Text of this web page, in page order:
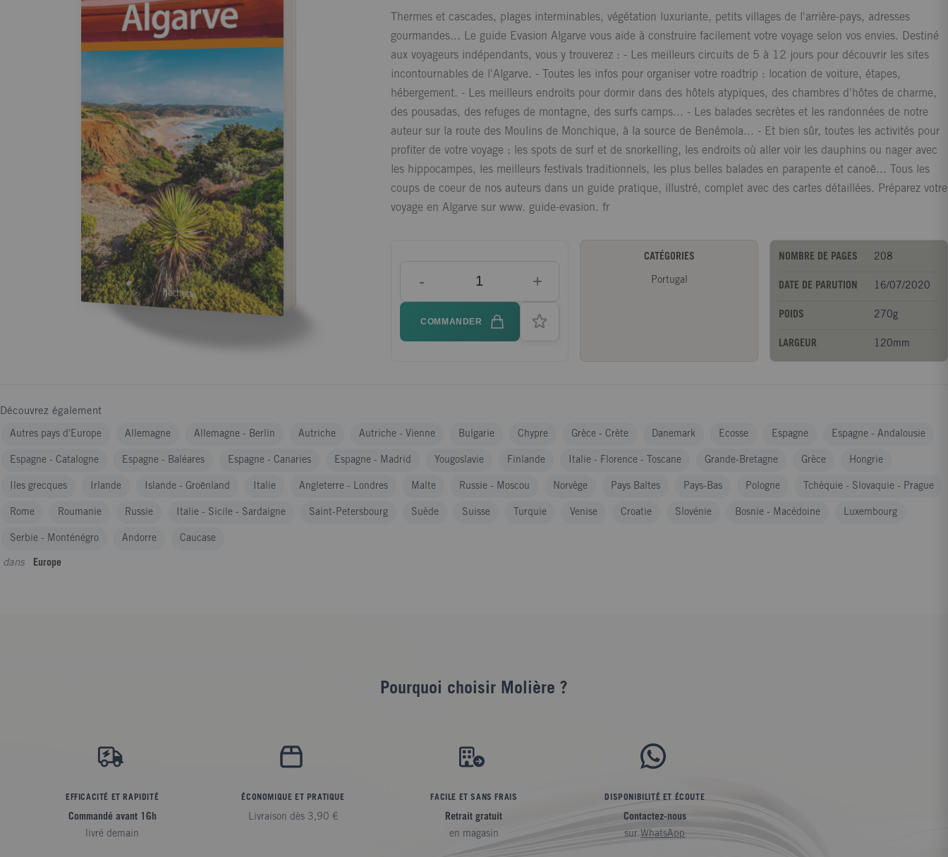
Thermes et cascades, plages interminables, végétation luxuriante, petits villages de l'arrière-pays, adresses
gourmandes... Le guide Evasion Algarve vous aide à construire facilement votre voyage selon vos envies. Destiné
aux voyageurs indépendants, vous y trouverez : - Les meilleurs circuits de 5 à 12 jours pour découvrir les sites
incontournables de l'Algarve. - Toutes les infos pour organiser votre roadtrip : location de voiture, étapes,
hébergement. - Les meilleurs endroits pour dormir dans des hôtels atypiques, des chambres d'hôtes de charme,
des pousadas, des refuges de montagne, des surfs camps... - Les balades secrètes et les randonnées de notre
auteur sur la route des Moulins de Monchique, à la source de Benémola... - Et bien sûr, toutes les activités pour
profiter de votre voyage : les spots de surf et de snorkelling, les endroits où aller voir les dauphins ou nager avec
les hippocampes, les meilleurs festivals traditionnels, les plus belles balades en parapente et canoë... Tous les
coups de coeur de nos auteurs dans un guide pratique, illustré, complet avec des cartes détaillées. Préparez votre
voyage en Algarve sur www. guide-evasion. fr
- +
COMMANDER
CATÉGORIES
Portugal
NOMBRE DE PAGES 208
DATE DE PARUTION 16/07/2020
POIDS 270g
LARGEUR 120mm
Découvrez également
Autres pays d'Europe Allemagne Allemagne - Berlin Autriche Autriche - Vienne Bulgarie Chypre Grèce - Crète Danemark Ecosse Espagne Espagne - Andalousie
Espagne - Catalogne Espagne - Baléares Espagne - Canaries Espagne - Madrid Yougoslavie Finlande Italie - Florence - Toscane Grande-Bretagne Grèce Hongrie
Iles grecques Irlande Islande - Groënland Italie Angleterre - Londres Malte Russie - Moscou Norvège Pays Baltes Pays-Bas Pologne Tchéquie - Slovaquie - Prague
Rome Roumanie Russie Italie - Sicile - Sardaigne Saint-Petersbourg Suède Suisse Turquie Venise Croatie Slovénie Bosnie - Macédoine Luxembourg
Serbie - Monténégro Andorre Caucase
dans Europe
Pourquoi choisir Molière ?
EFFICACITÉ ET RAPIDITÉ
Commandé avant 16h
livré demain
ÉCONOMIQUE ET PRATIQUE
Livraison dès 3,90 €
FACILE ET SANS FRAIS
Retrait gratuit
en magasin
DISPONIBILITÉ ET ÉCOUTE
Contactez-nous
sur WhatsApp